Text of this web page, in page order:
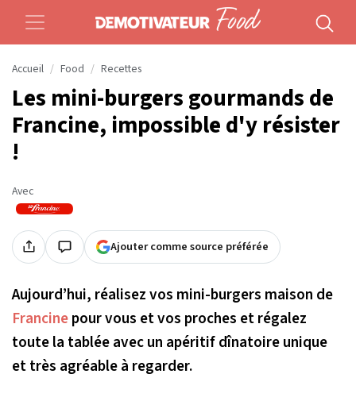
Accueil Food Recettes
Les mini-burgers gourmands de
Francine, impossible d'y résister
!
Avec
Ajouter comme source préférée
Aujourd’hui, réalisez vos mini-burgers maison de
Francinepour vous et vos proches et régalez
toute la tablée avec un apéritif dînatoire unique
et très agréable à regarder.